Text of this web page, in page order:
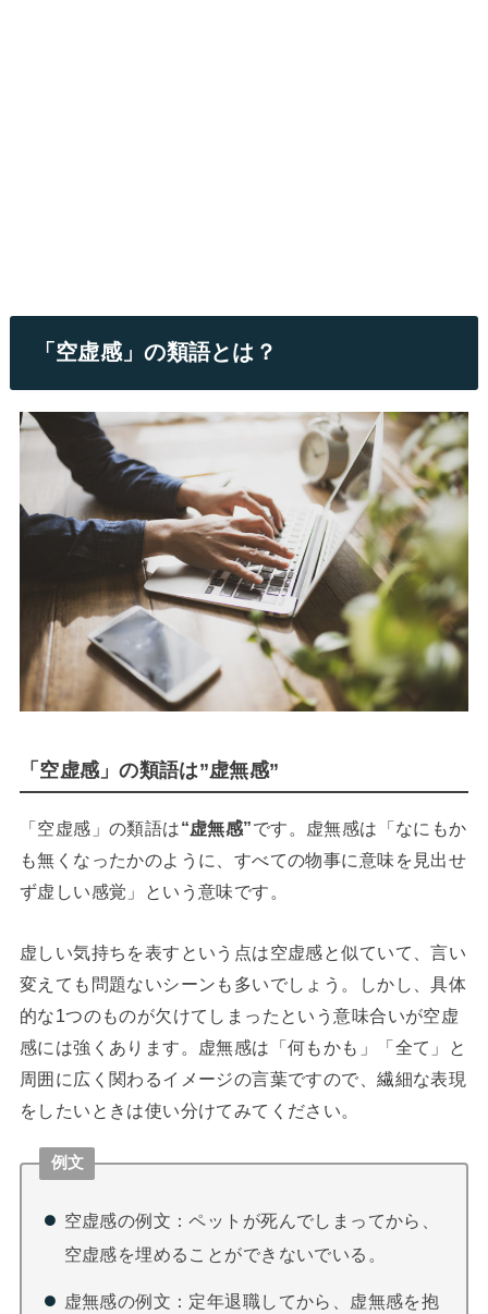
「空虚感」の類語とは？
「空虚感」の類語は”虚無感”
「空虚感」の類語は“虚無感”です。虚無感は「なにもか
も無くなったかのように、すべての物事に意味を見出せ
ず虚しい感覚」という意味です。
虚しい気持ちを表すという点は空虚感と似ていて、言い
変えても問題ないシーンも多いでしょう。しかし、具体
的な1つのものが欠けてしまったという意味合いが空虚
感には強くあります。虚無感は「何もかも」「全て」と
周囲に広く関わるイメージの言葉ですので、繊細な表現
をしたいときは使い分けてみてください。
例文
空虚感の例文：ペットが死んでしまってから、
空虚感を埋めることができないでいる。
虚無感の例文：定年退職してから、虚無感を抱